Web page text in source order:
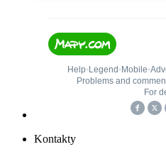
Kontakty